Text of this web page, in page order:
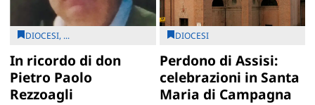
DIOCESI, ...
In ricordo di don
Pietro Paolo
Rezzoagli
DIOCESI
Perdono di Assisi:
celebrazioni in Santa
Maria di Campagna